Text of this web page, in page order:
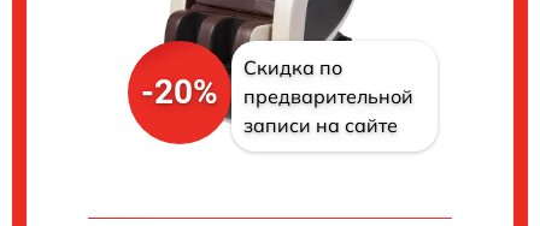
-20%
Скидка по
предварительной
записи на сайте